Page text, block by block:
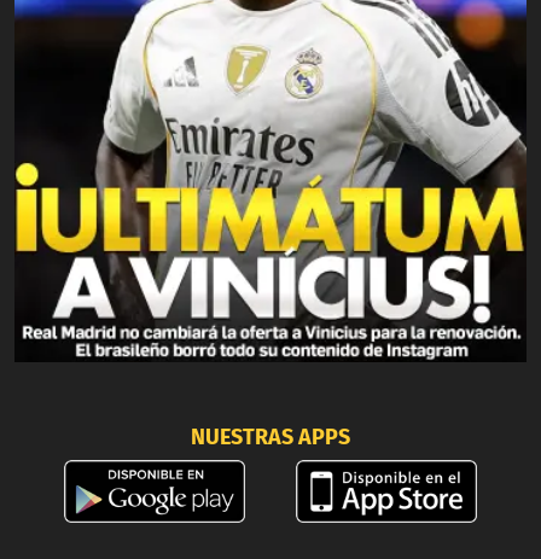
NUESTRAS APPS